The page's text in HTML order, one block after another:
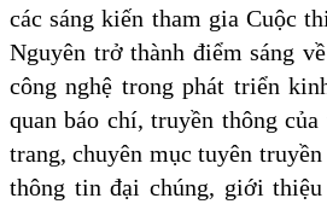
các sáng kiến tham gia Cuộc
Nguyên trở thành điểm sáng
công nghệ trong phát triển
quan báo chí, truyền thông
trang, chuyên mục tuyên
thông tin đại chúng, giới